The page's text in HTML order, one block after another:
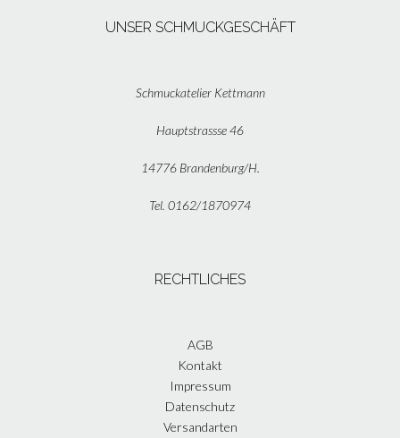
UNSER SCHMUCKGESCHÄFT
Schmuckatelier Kettmann
Hauptstrassse 46
14776 Brandenburg/H.
Tel. 0162/1870974
RECHTLICHES
AGB
Kontakt
Impressum
Datenschutz
Versandarten